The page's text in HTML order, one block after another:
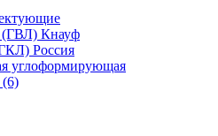
(ГВЛ) Кнауф
Россия
углоформирующая
(6)